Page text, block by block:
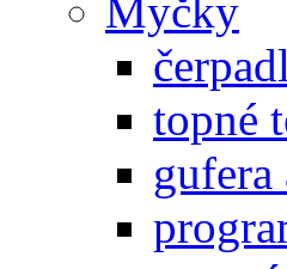
Myčky
topné
gufera